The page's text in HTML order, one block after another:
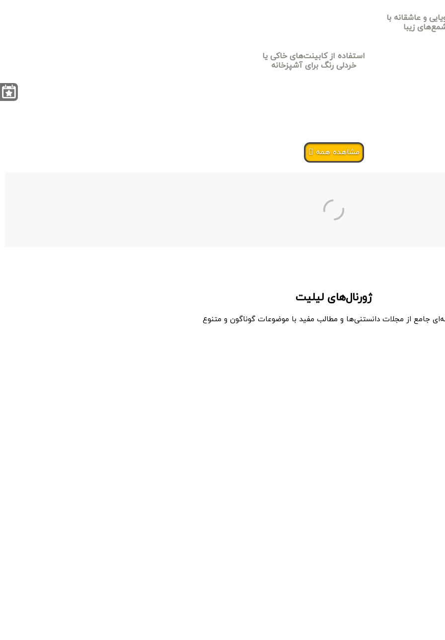
و عاشقانه با
زیبا
استفاده از کابینت‌های خاکی یا
خردلی رنگ برای آشپزخانه
مشاهده همه
ژورنال‌های لیلیت
جامع از مجلات دانستنی‌ها و مطالب مفید با موضوعات گوناگون و متنوع